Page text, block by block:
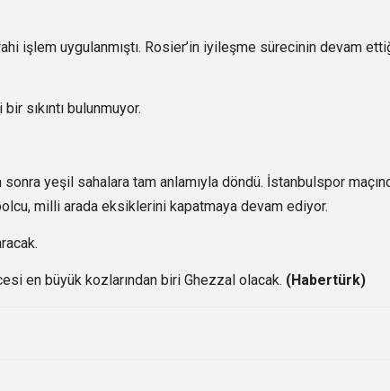
işlem uygulanmıştı. Rosier’in iyileşme sürecinin devam
sıkıntı bulunmuyor.
yeşil sahalara tam anlamıyla döndü. İstanbulspor
milli arada eksiklerini kapatmaya devam ediyor.
en büyük kozlarından biri Ghezzal olacak. (Habertürk)